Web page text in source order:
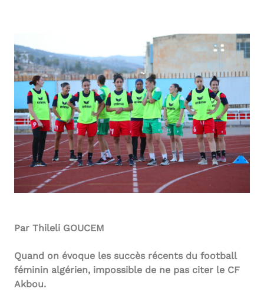
Par Thileli GOUCEM
Quand on évoque les succès récents du football
féminin algérien, impossible de ne pas citer le CF
Akbou.